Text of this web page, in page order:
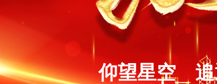
仰望星空